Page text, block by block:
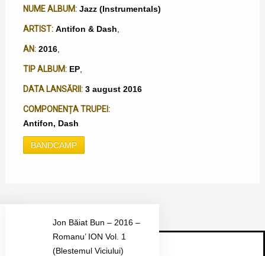
NUME ALBUM: Jazz (Instrumentals)
ARTIST: Antifon & Dash
AN: 2016,
TIP ALBUM: EP,
DATA LANSĂRII: 3 august 2016
COMPONENȚA TRUPEI:
Antifon, Dash
BANDCAMP
Jon Băiat Bun – 2016 –
Romanu’ ION Vol. 1
(Blestemul Viciului)